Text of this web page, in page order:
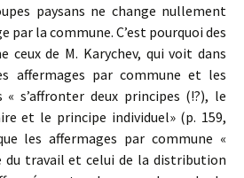
paysans ne change nullement
par la commune. C’est pourquoi des
ceux de M. Karychev, qui voit dans
affermages par commune et les
« s’affronter deux principes (!?), le
et le principe individuel» (p. 159,
les affermages par commune «
travail et celui de la distribution